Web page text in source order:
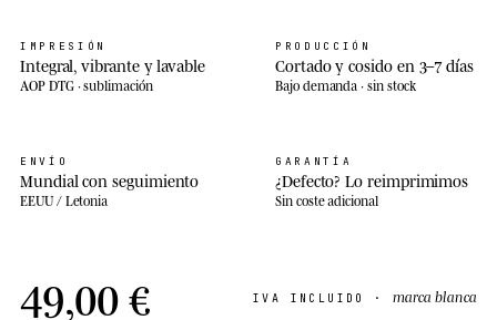
IMPRESIÓN
Integral, vibrante y lavable
AOP DTG · sublimación
PRODUCCIÓN
Cortado y cosido en 3–7 días
Bajo demanda · sin stock
ENVÍO
Mundial con seguimiento
EEUU / Letonia
GARANTÍA
¿Defecto? Lo reimprimimos
Sin coste adicional
49,00 € IVA INCLUIDO · marca blanca